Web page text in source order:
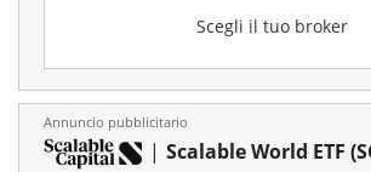
Scegli il tuo broker
Annuncio pubblicitario
| Scalable World ETF